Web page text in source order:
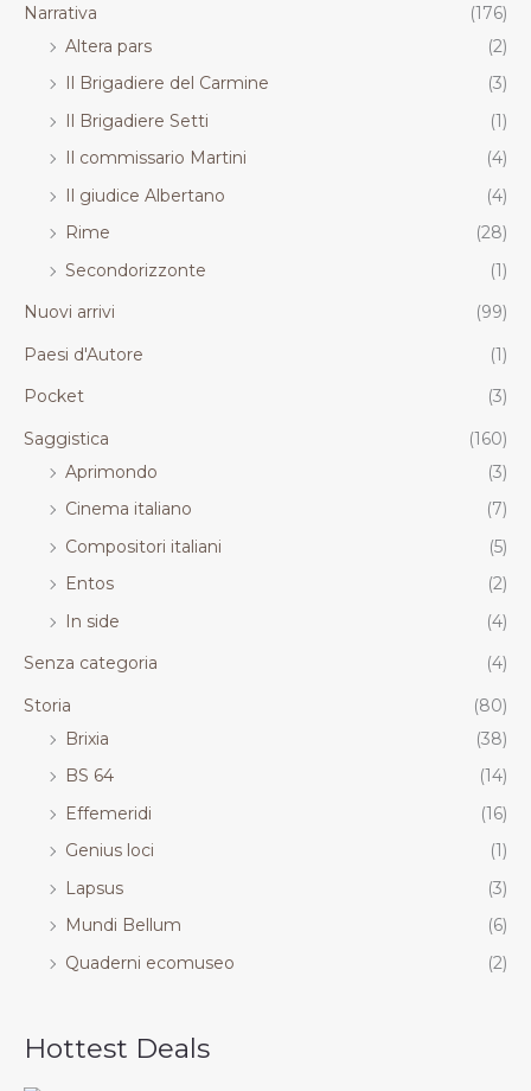
Narrativa
(176)
Altera pars
(2)
Il Brigadiere del Carmine
(3)
Il Brigadiere Setti
(1)
Il commissario Martini
(4)
Il giudice Albertano
(4)
Rime
(28)
Secondorizzonte
(1)
Nuovi arrivi
(99)
Paesi d'Autore
(1)
Pocket
(3)
Saggistica
(160)
Aprimondo
(3)
Cinema italiano
(7)
Compositori italiani
(5)
Entos
(2)
In side
(4)
Senza categoria
(4)
Storia
(80)
Brixia
(38)
BS 64
(14)
Effemeridi
(16)
Genius loci
(1)
Lapsus
(3)
Mundi Bellum
(6)
Quaderni ecomuseo
(2)
Hottest Deals